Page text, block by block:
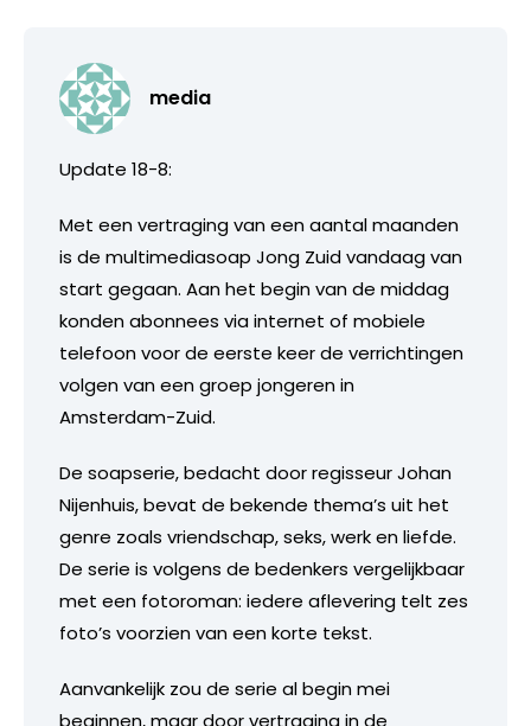
media
Update 18-8:
Met een vertraging van een aantal maanden
is de multimediasoap Jong Zuid vandaag van
start gegaan. Aan het begin van de middag
konden abonnees via internet of mobiele
telefoon voor de eerste keer de verrichtingen
volgen van een groep jongeren in
Amsterdam-Zuid.
De soapserie, bedacht door regisseur Johan
Nijenhuis, bevat de bekende thema’s uit het
genre zoals vriendschap, seks, werk en liefde.
De serie is volgens de bedenkers vergelijkbaar
met een fotoroman: iedere aflevering telt zes
foto’s voorzien van een korte tekst.
Aanvankelijk zou de serie al begin mei
beginnen, maar door vertraging in de